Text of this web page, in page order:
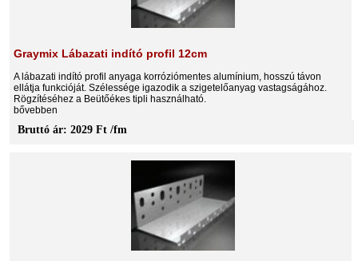
Graymix Lábazati indító profil 12cm
A lábazati indító profil anyaga korróziómentes alumínium, hosszú távon
ellátja funkcióját. Szélessége igazodik a szigetelőanyag vastagságához.
Rögzítéséhez a Beütőékes tipli használható.
bővebben
Bruttó ár: 2029 Ft /fm